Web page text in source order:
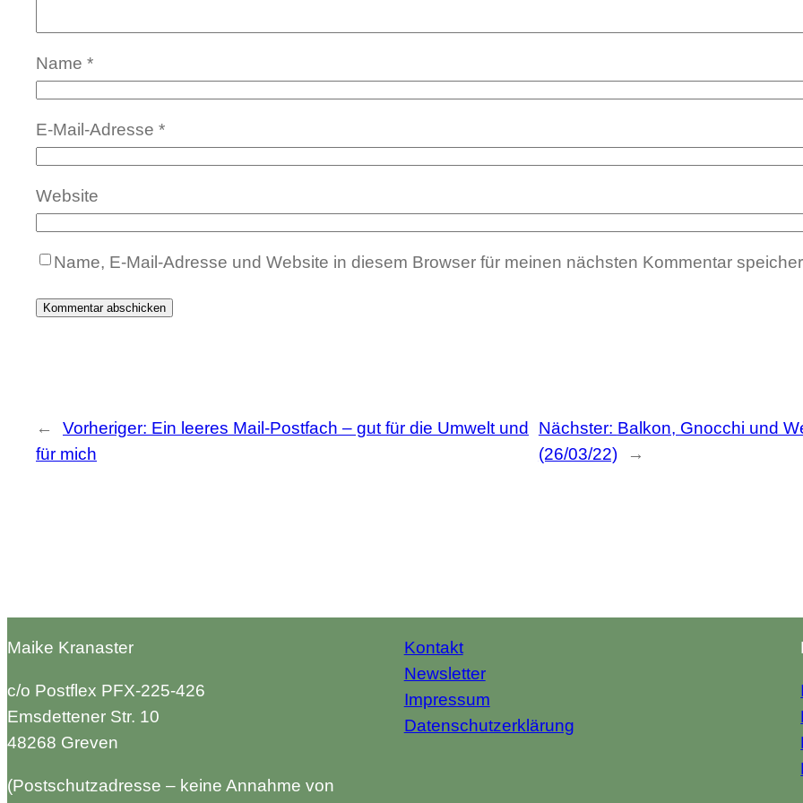
Name *
E-Mail-Adresse *
Website
Name, E-Mail-Adresse und Website in diesem Browser für meinen nächsten Kommentar
← Vorheriger: Ein leeres Mail-Postfach – gut für die Umwelt und
für mich
Nächster: Balkon, Gnocchi und
(26/03/22)
→
Maike Kranaster
c/o Postflex PFX-225-426
Emsdettener Str. 10
48268 Greven
(Postschutzadresse – keine Annahme von
Kontakt
Newsletter
Impressum
Datenschutzerklärung